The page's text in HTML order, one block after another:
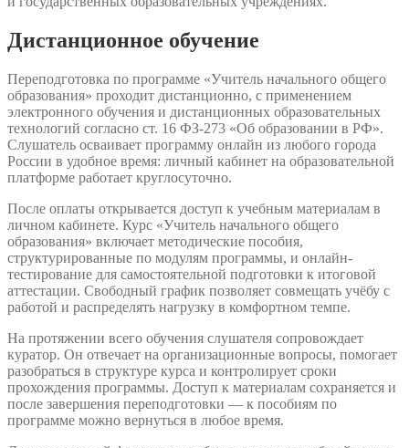
Дистанционное обучение
Переподготовка по программе «Учитель начального общего
образования» проходит дистанционно, с применением
электронного обучения и дистанционных образовательных
технологий согласно ст. 16 ФЗ-273 «Об образовании в РФ».
Слушатель осваивает программу онлайн из любого города
России в удобное время: личный кабинет на образовательной
платформе работает круглосуточно.
После оплаты открывается доступ к учебным материалам в
личном кабинете. Курс «Учитель начального общего
образования» включает методические пособия,
структурированные по модулям программы, и онлайн-
тестирование для самостоятельной подготовки к итоговой
аттестации. Свободный график позволяет совмещать учёбу с
работой и распределять нагрузку в комфортном темпе.
На протяжении всего обучения слушателя сопровождает
куратор. Он отвечает на организационные вопросы, помогает
разобраться в структуре курса и контролирует сроки
прохождения программы. Доступ к материалам сохраняется и
после завершения переподготовки — к пособиям по
программе можно вернуться в любое время.